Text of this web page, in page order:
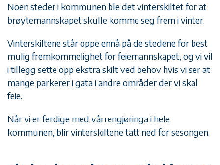
Noen steder i kommunen ble det vinterskiltet for at
brøytemannskapet skulle komme seg frem i vinter.
Vinterskiltene står oppe ennå på de stedene for best
mulig fremkommelighet for feiemannskapet, og vi vil
i tillegg sette opp ekstra skilt ved behov hvis vi ser at
mange parkerer i gata i andre områder der vi skal
feie.
Når vi er ferdige med vårrengjøringa i hele
kommunen, blir vinterskiltene tatt ned for sesongen.